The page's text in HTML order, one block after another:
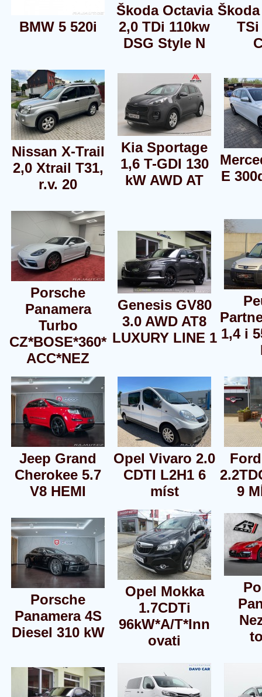
BMW 5 520i
Škoda Octavia
2,0 TDi 110kw
DSG Style N
Nissan X-Trail
2,0 Xtrail T31,
r.v. 20
Kia Sportage
1,6 T-GDI 130
kW AWD AT
E
Porsche
Panamera
Turbo
CZ*BOSE*360*
ACC*NEZ
Genesis GV80
3.0 AWD AT8
LUXURY LINE 1 1,4 i
Jeep Grand
Cherokee 5.7
V8 HEMI
Opel Vivaro 2.0
CDTI L2H1 6
míst
9
Porsche
Panamera 4S
Diesel 310 kW
Opel Mokka
1.7CDTi
96kW*A/T*Inn
ovati